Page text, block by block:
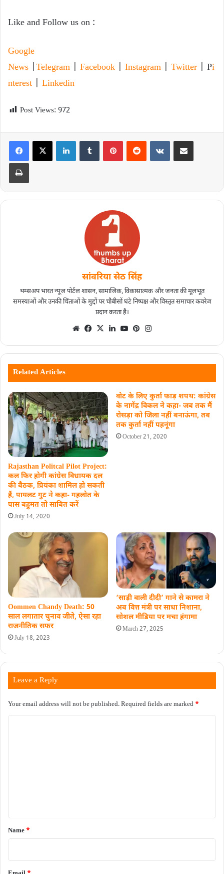
Like and Follow us on :
Google
News
Telegram Facebook Instagram Twitter | Pi
nterest
Linkedin
Post Views: 972
सांवरिया सेठ सिंह
थम्सअप भारत न्यूज पोर्टल शासन, सामाजिक, विकासात्मक और जनता की मूलभूत
समस्याओं और उनकी चिंताओं के मुद्दों पर चौबीसों घंटे निष्पक्ष और विस्तृत समाचार कवरेज
प्रदान करता है।
Related Articles
Rajasthan Politcal Pilot Project:
कल फिर होगी कांग्रेस विधायक दल
की बैठक, प्रियंका शामिल हो सकती
हैं, पायलट गुट ने कहा- गहलोत के
पास बहुमत तो साबित करें
July 14, 2020
वोट के लिए कुर्ता फाड़ शपथ: कांग्रेस
के नागेंद्र विकल ने कहा- जब तक मैं
रोसड़ा को जिला नहीं बनाऊंगा, तब
तक कुर्ता नहीं पहनूंगा
October 21, 2020
Oommen Chandy Death: 50
साल लगातार चुनाव जीते, ऐसा रहा
राजनीतिक सफर
July 18, 2023
‘साड़ी वाली दीदी’ गाने से कामरा ने
अब वित्त मंत्री पर साधा निशाना,
सोशल मीडिया पर मचा हंगामा
March 27, 2025
Leave a Reply
Your email address will not be published.Required fields are marked *
*
Name *